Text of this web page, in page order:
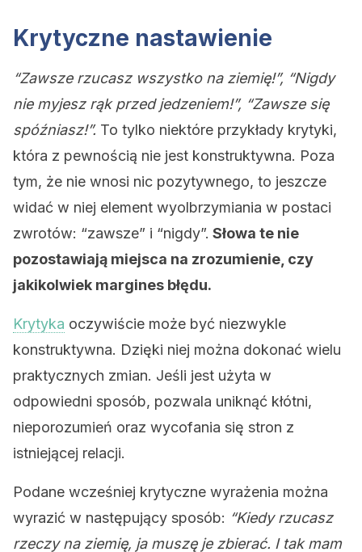
Krytyczne nastawienie
“Zawsze rzucasz wszystko na ziemię!”, “Nigdy
nie myjesz rąk przed jedzeniem!”, “Zawsze się
spóźniasz!”. To tylko niektóre przykłady krytyki,
która z pewnością nie jest konstruktywna. Poza
tym, że nie wnosi nic pozytywnego, to jeszcze
widać w niej element wyolbrzymiania w postaci
zwrotów: “zawsze” i “nigdy”. Słowa te nie
pozostawiają miejsca na zrozumienie, czy
jakikolwiek margines błędu.
Krytyka oczywiście może być niezwykle
konstruktywna. Dzięki niej można dokonać wielu
praktycznych zmian. Jeśli jest użyta w
odpowiedni sposób, pozwala uniknąć kłótni,
nieporozumień oraz wycofania się stron z
istniejącej relacji.
Podane wcześniej krytyczne wyrażenia można
wyrazić w następujący sposób: “Kiedy rzucasz
rzeczy na ziemię, ja muszę je zbierać. I tak mam